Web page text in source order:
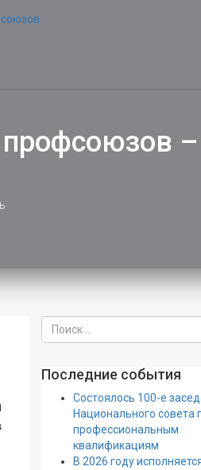
–
Последние события
Состоялось 100-е
Национального совета
профессиональным
квалификациям
В 2026 году